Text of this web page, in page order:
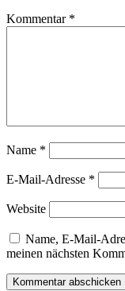
Kommentar *
Name *
E-Mail-Adresse *
Website
Name, E-Mail-
meinen nächsten